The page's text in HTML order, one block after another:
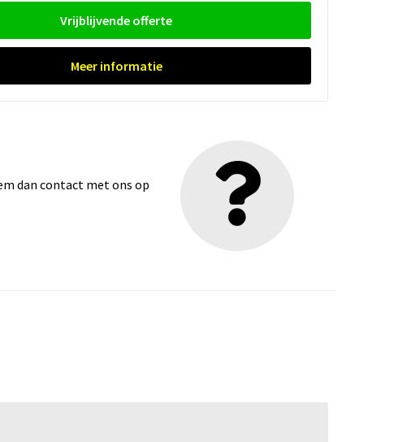
Vrijblijvende offerte
Meer informatie
dan contact met ons op